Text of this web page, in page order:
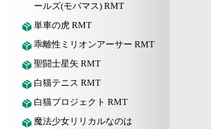
ールズ(モバマス) RMT
単車の虎 RMT
乖離性ミリオンアーサー RMT
聖闘士星矢 RMT
白猫テニス RMT
白猫プロジェクト RMT
魔法少女リリカルなのは